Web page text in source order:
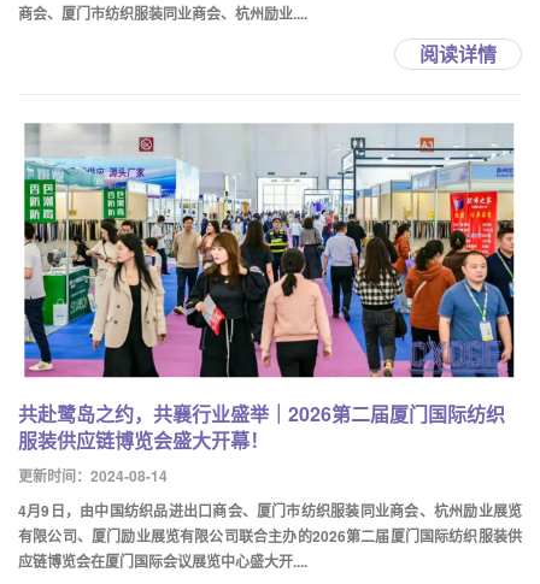
商会、厦门市纺织服装同业商会、杭州励业....
阅读详情
共赴鹭岛之约，共襄行业盛举｜2026第二届厦门国际纺织
服装供应链博览会盛大开幕！
更新时间：2024-08-14
4月9日，由中国纺织品进出口商会、厦门市纺织服装同业商会、杭州励业展览
有限公司、厦门励业展览有限公司联合主办的2026第二届厦门国际纺织服装供
应链博览会在厦门国际会议展览中心盛大开....